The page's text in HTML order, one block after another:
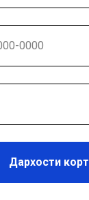
Дархости корт